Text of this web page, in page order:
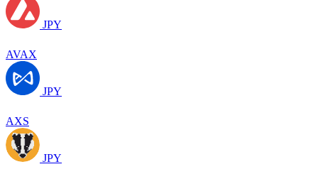
JPY
AVAX
JPY
AXS
JPY